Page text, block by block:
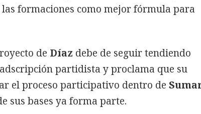
formaciones como mejor fórmula para
de Díaz debe de seguir tendiendo
partidista y proclama que su
el proceso participativo dentro de
sus bases ya forma parte.